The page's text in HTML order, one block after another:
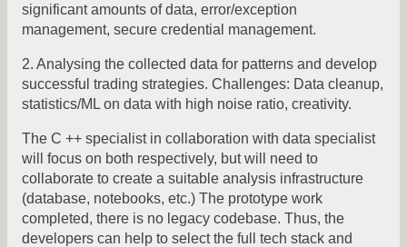
significant amounts of data, error/exception
management, secure credential management.
2. Analysing the collected data for patterns and develop
successful trading strategies. Challenges: Data cleanup,
statistics/ML on data with high noise ratio, creativity.
The C ++ specialist in collaboration with data specialist
will focus on both respectively, but will need to
collaborate to create a suitable analysis infrastructure
(database, notebooks, etc.) The prototype work
completed, there is no legacy codebase. Thus, the
developers can help to select the full tech stack and